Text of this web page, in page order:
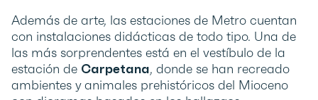
Además de arte, las estaciones de Metro cuentan
con instalaciones didácticas de todo tipo. Una de
las más sorprendentes está en el vestíbulo de la
estación de Carpetana, donde se han recreado
ambientes y animales prehistóricos del Mioceno